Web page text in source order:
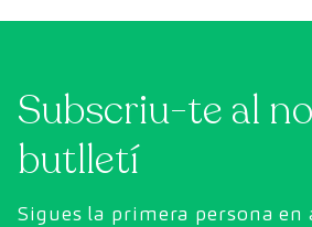
Subscriu-te al
butlletí
Sigues la primera persona en